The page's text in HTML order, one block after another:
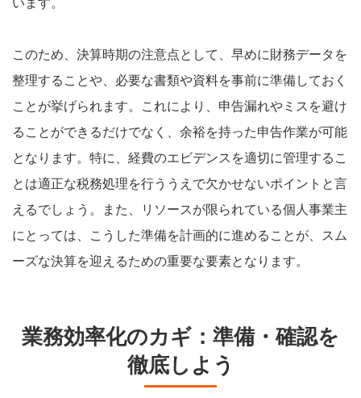
このため、決算時期の注意点として、早めに財務データを
整理することや、必要な書類や資料を事前に準備しておく
ことが挙げられます。これにより、申告漏れやミスを避け
ることができるだけでなく、余裕を持った申告作業が可能
となります。特に、経費のエビデンスを適切に管理するこ
とは適正な税務処理を行ううえで欠かせないポイントと言
えるでしょう。また、リソースが限られている個人事業主
にとっては、こうした準備を計画的に進めることが、スム
ーズな決算を迎えるための重要な要素となります。
業務効率化のカギ：準備・確認を
徹底しよう